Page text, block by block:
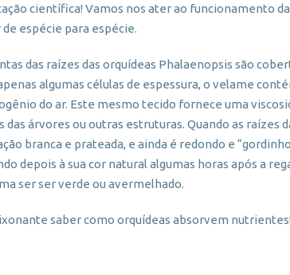
científica! Vamos nos ater ao funcionamento
espécie para espécie.
das raízes das orquídeas Phalaenopsis são
algumas células de espessura, o velame
do ar. Este mesmo tecido fornece uma
das árvores ou outras estruturas. Quando as raízes
branca e prateada, e ainda é redondo e
depois à sua cor natural algumas horas após a
ser ser verde ou avermelhado.
saber como orquídeas absorvem nutrientes!